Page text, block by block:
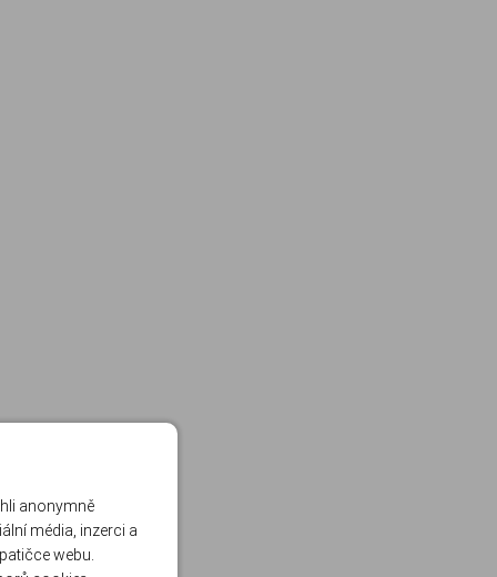
anonymně
média, inzerci a
webu.